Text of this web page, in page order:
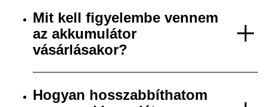
Mit kell figyelembe vennem
az akkumulátor
vásárlásakor?
Hogyan hosszabbíthatom